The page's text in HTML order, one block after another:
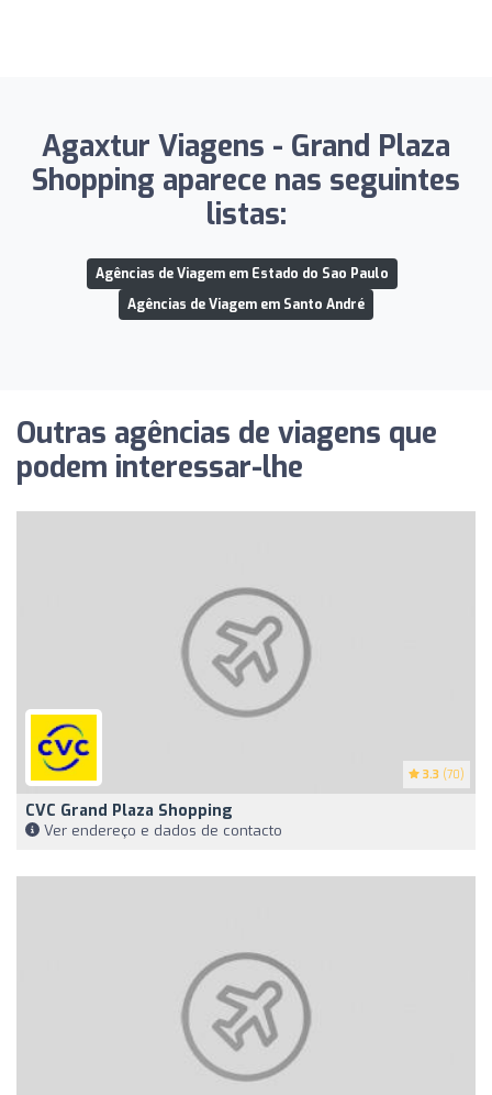
Agaxtur Viagens - Grand Plaza
Shopping aparece nas seguintes
listas:
Agências de Viagem em Estado do Sao Paulo
Agências de Viagem em Santo André
Outras agências de viagens que
podem interessar-lhe
3.3 (70)
CVC Grand Plaza Shopping
Ver endereço e dados de contacto